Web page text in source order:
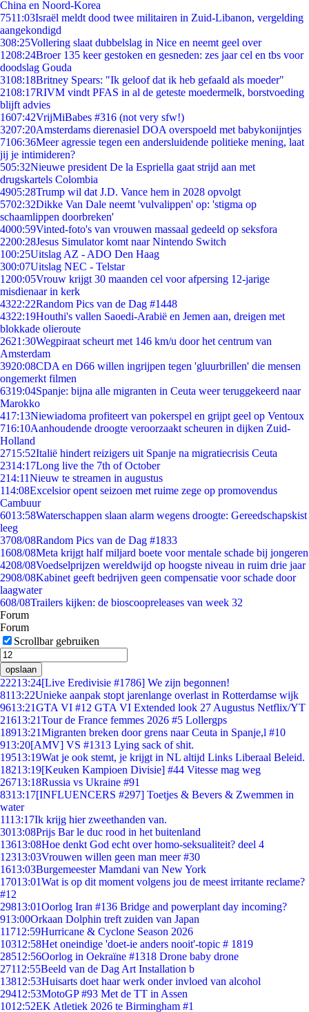
China en Noord-Korea
7511:03Israël meldt dood twee militairen in Zuid-Libanon, vergelding
aangekondigd
308:25Vollering slaat dubbelslag in Nice en neemt geel over
1208:24Broer 135 keer gestoken en gesneden: zes jaar cel en tbs voor
doodslag Gouda
3108:18Britney Spears: "Ik geloof dat ik heb gefaald als moeder"
2108:17RIVM vindt PFAS in al de geteste moedermelk, borstvoeding
blijft advies
1607:42VrijMiBabes #316 (not very sfw!)
3207:20Amsterdams dierenasiel DOA overspoeld met babykonijntjes
7106:36Meer agressie tegen een andersluidende politieke mening, laat
jij je intimideren?
505:32Nieuwe president De la Espriella gaat strijd aan met
drugskartels Colombia
4905:28Trump wil dat J.D. Vance hem in 2028 opvolgt
5702:32Dikke Van Dale neemt 'vulvalippen' op: 'stigma op
schaamlippen doorbreken'
4000:59Vinted-foto's van vrouwen massaal gedeeld op seksfora
2200:28Jesus Simulator komt naar Nintendo Switch
100:25Uitslag AZ - ADO Den Haag
300:07Uitslag NEC - Telstar
1200:05Vrouw krijgt 30 maanden cel voor afpersing 12-jarige
misdienaar in kerk
4322:22Random Pics van de Dag #1448
4322:19Houthi's vallen Saoedi-Arabië en Jemen aan, dreigen met
blokkade olieroute
2621:30Wegpiraat scheurt met 146 km/u door het centrum van
Amsterdam
3920:08CDA en D66 willen ingrijpen tegen 'gluurbrillen' die mensen
ongemerkt filmen
6319:04Spanje: bijna alle migranten in Ceuta weer teruggekeerd naar
Marokko
417:13Niewiadoma profiteert van pokerspel en grijpt geel op Ventoux
716:10Aanhoudende droogte veroorzaakt scheuren in dijken Zuid-
Holland
2715:52Italië hindert reizigers uit Spanje na migratiecrisis Ceuta
2314:17Long live the 7th of October
214:11Nieuw te streamen in augustus
114:08Excelsior opent seizoen met ruime zege op promovendus
Cambuur
6013:58Waterschappen slaan alarm wegens droogte: Gereedschapskist
leeg
3708/08Random Pics van de Dag #1833
1608/08Meta krijgt half miljard boete voor mentale schade bij jongeren
4208/08Voedselprijzen wereldwijd op hoogste niveau in ruim drie jaar
2908/08Kabinet geeft bedrijven geen compensatie voor schade door
laagwater
608/08Trailers kijken: de bioscoopreleases van week 32
Forum
Forum
Scrollbar gebruiken
opslaan
22213:24[Live Eredivisie #1786] We zijn begonnen!
8113:22Unieke aanpak stopt jarenlange overlast in Rotterdamse wijk
9613:21GTA VI #12 GTA VI Extended look 27 Augustus Netflix/YT
21613:21Tour de France femmes 2026 #5 Lollergps
18913:21Migranten breken door grens naar Ceuta in Spanje,l #10
913:20[AMV] VS #1313 Lying sack of shit.
19513:19Wat je ook stemt, je krijgt in NL altijd Links Liberaal Beleid.
18213:19[Keuken Kampioen Divisie] #44 Vitesse mag weg
26713:18Russia vs Ukraine #91
8313:17[INFLUENCERS #297] Toetjes & Bevers & Zwemmen in
water
1113:17Ik krijg hier zweethanden van.
3013:08Prijs Bar le duc rood in het buitenland
13613:08Hoe denkt God echt over homo-seksualiteit? deel 4
12313:03Vrouwen willen geen man meer #30
1613:03Burgemeester Mamdani van New York
17013:01Wat is op dit moment volgens jou de meest irritante reclame?
#12
29813:01Oorlog Iran #136 Bridge and powerplant day incoming?
913:00Orkaan Dolphin treft zuiden van Japan
11712:59Hurricane & Cyclone Season 2026
10312:58Het oneindige 'doet-ie anders nooit'-topic # 1819
28512:56Oorlog in Oekraïne #1318 Drone baby drone
27112:55Beeld van de Dag Art Installation b
13812:53Huisarts doet haar werk onder invloed van alcohol
29412:53MotoGP #93 Met de TT in Assen
1012:52EK Atletiek 2026 te Birmingham #1